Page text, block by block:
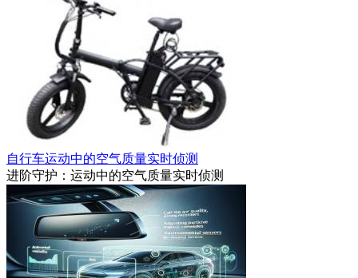
自行车运动中的空气质量实时侦测
进阶守护：运动中的空气质量实时侦测